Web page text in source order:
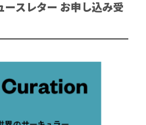
ースレター お申し込み受